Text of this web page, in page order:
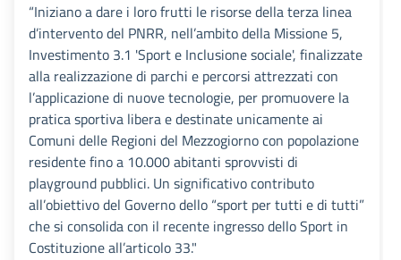
“Iniziano a dare i loro frutti le risorse della terza linea
d’intervento del PNRR, nell’ambito della Missione 5,
Investimento 3.1 'Sport e Inclusione sociale', finalizzate
alla realizzazione di parchi e percorsi attrezzati con
l’applicazione di nuove tecnologie, per promuovere la
pratica sportiva libera e destinate unicamente ai
Comuni delle Regioni del Mezzogiorno con popolazione
residente fino a 10.000 abitanti sprovvisti di
playground pubblici. Un significativo contributo
all’obiettivo del Governo dello “sport per tutti e di tutti”
che si consolida con il recente ingresso dello Sport in
Costituzione all’articolo 33."